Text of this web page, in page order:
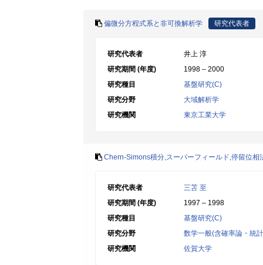
偏微分方程式系と非可換解析学 研究代表者
研究代表者
井上 淳
研究期間 (年度)
1998 – 2000
研究種目
基盤研究(C)
研究分野
大域解析学
研究機関
東京工業大学
Chern-Simons積分,スーパーフィールド,停留位相
研究代表者
三苫 至
研究期間 (年度)
1997 – 1998
研究種目
基盤研究(C)
研究分野
数学一般(含確率論・統
研究機関
佐賀大学